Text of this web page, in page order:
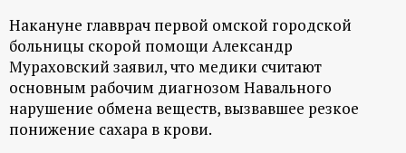
Накануне главврач первой омской городской
больницы скорой помощи Александр
Мураховский заявил, что медики считают
основным рабочим диагнозом Навального
нарушение обмена веществ, вызвавшее резкое
понижение сахара в крови.